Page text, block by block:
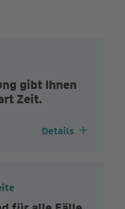
gibt Ihnen
Zeit.
Details